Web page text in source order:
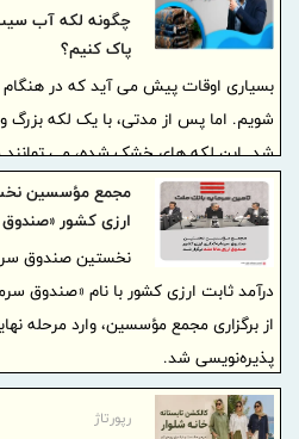
چگونه لکه آب
پاک کنیم؟
بسیاری اوقات پیش می آید که در هنگام
شویم. اما پس از مدتی، با یک لکه
شد. این لکه های خشک شده، می توانند
ندانیم که با آن ها چه کنیم. بنابراین به
برایمان شده و ذهن مان را به خودشان
مجمع مؤسسین
ارزی کشور «صندوق
نخستین صندوق
درآمد ثابت ارزی کشور با نام «صندوق
از برگزاری مجمع مؤسسین، وارد مرحله
پذیره‌نویسی شد.
رپورتاژ